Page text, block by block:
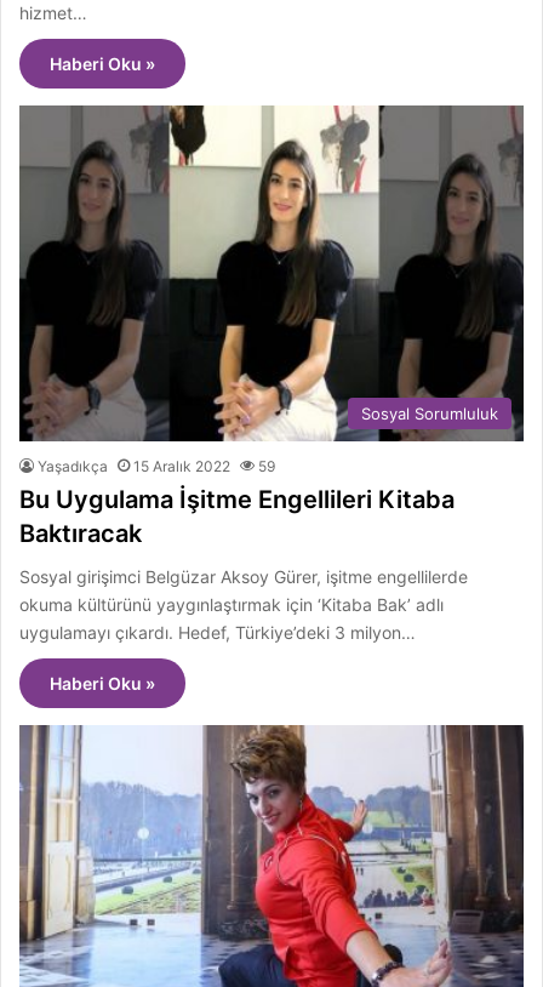
hizmet…
Haberi Oku »
Sosyal Sorumluluk
Yaşadıkça 15 Aralık 2022 59
Bu Uygulama İşitme Engellileri Kitaba
Baktıracak
Sosyal girişimci Belgüzar Aksoy Gürer, işitme engellilerde
okuma kültürünü yaygınlaştırmak için ‘Kitaba Bak’ adlı
uygulamayı çıkardı. Hedef, Türkiye’deki 3 milyon…
Haberi Oku »